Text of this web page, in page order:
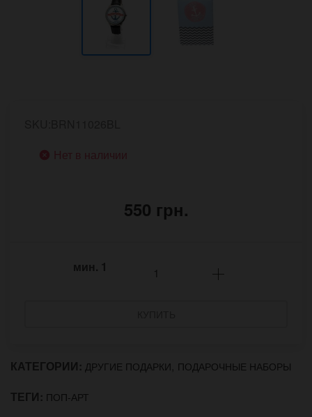
Нет в наличии
550 грн.
мин. 1
КАТЕГОРИИ: ДРУГИЕ ПОДАРКИ, ПОДАРОЧНЫЕ НАБОРЫ
ТЕГИ: ПОП-АРТ